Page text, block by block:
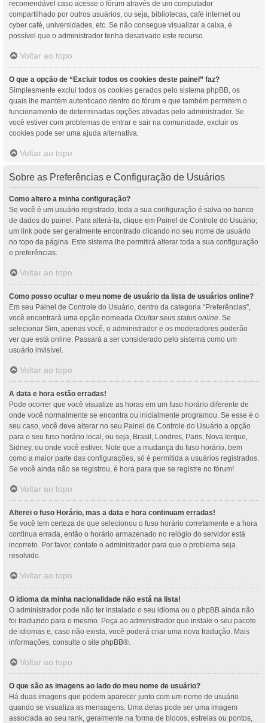
recomendável caso acesse o fórum através de um computador
compartilhado por outros usuários, ou seja, bibliotecas, café internet ou
cyber café, universidades, etc. Se não consegue visualizar a caixa, é
possível que o administrador tenha desativado este recurso.
Voltar ao topo
O que a opção de “Excluir todos os cookies deste painel” faz?
Simplesmente exclui todos os cookies gerados pelo sistema phpBB, os
quais lhe mantém autenticado dentro do fórum e que também permitem o
funcionamento de determinadas opções ativadas pelo administrador. Se
você estiver com problemas de entrar e sair na comunidade, excluir os
cookies pode ser uma ajuda alternativa.
Voltar ao topo
Sobre as Preferências e Configuração de Usuários
Como altero a minha configuração?
Se você é um usuário registrado, toda a sua configuração é salva no banco
de dados do painel. Para alterá-la, clique em Painel de Controle do Usuário;
um link pode ser geralmente encontrado clicando no seu nome de usuário
no topo da página. Este sistema lhe permitirá alterar toda a sua configuração
e preferências.
Voltar ao topo
Como posso ocultar o meu nome de usuário da lista de usuários online?
Em seu Painel de Controle do Usuário, dentro da categoria “Preferências”,
você encontrará uma opção nomeada Ocultar seus status online. Se
selecionar Sim, apenas você, o administrador e os moderadores poderão
ver que está online. Passará a ser considerado pelo sistema como um
usuário invisível.
Voltar ao topo
A data e hora estão erradas!
Pode ocorrer que você visualize as horas em um fuso horário diferente de
onde você normalmente se encontra ou inicialmente programou. Se esse é o
seu caso, você deve alterar no seu Painel de Controle do Usuário a opção
para o seu fuso horário local, ou seja, Brasil, Londres, Paris, Nova Iorque,
Sidney, ou onde você estiver. Note que a mudança do fuso horário, bem
como a maior parte das configurações, só é permitida a usuários registrados.
Se você ainda não se registrou, é hora para que se registre no fórum!
Voltar ao topo
Alterei o fuso Horário, mas a data e hora continuam erradas!
Se você tem certeza de que selecionou o fuso horário corretamente e a hora
continua errada, então o horário armazenado no relógio do servidor está
incorreto. Por favor, contate o administrador para que o problema seja
resolvido.
Voltar ao topo
O idioma da minha nacionalidade não está na lista!
O administrador pode não ter instalado o seu idioma ou o phpBB ainda não
foi traduzido para o mesmo. Peça ao administrador que instale o seu pacote
de idiomas e, caso não exista, você poderá criar uma nova tradução. Mais
informações, consulte o site phpBB®.
Voltar ao topo
O que são as imagens ao lado do meu nome de usuário?
Há duas imagens que podem aparecer junto com um nome de usuário
quando se visualiza as mensagens. Uma delas pode ser uma imagem
associada ao seu rank, geralmente na forma de blocos, estrelas ou pontos,